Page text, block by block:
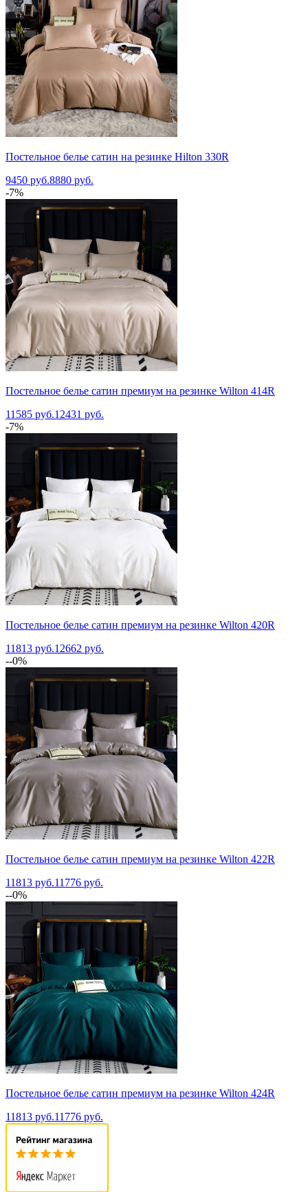
Постельное белье сатин на резинке Hilton 330R
9450 руб.8880 руб.
-7%
Постельное белье сатин премиум на резинке Wilton 414R
11585 руб.12431 руб.
-7%
Постельное белье сатин премиум на резинке Wilton 420R
11813 руб.12662 руб.
--0%
Постельное белье сатин премиум на резинке Wilton 422R
11813 руб.11776 руб.
--0%
Постельное белье сатин премиум на резинке Wilton 424R
11813 руб.11776 руб.